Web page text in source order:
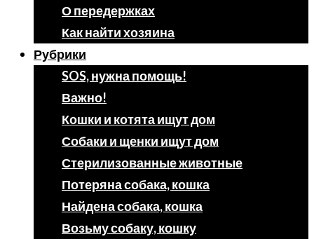
О передержках
Как найти хозяина
Рубрики
SOS, нужна помощь!
Важно!
Кошки и котята ищут дом
Собаки и щенки ищут дом
Стерилизованные животные
Потеряна собака, кошка
Найдена собака, кошка
Возьму собаку, кошку